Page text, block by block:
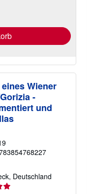
Wiener
-
und
Deutschland